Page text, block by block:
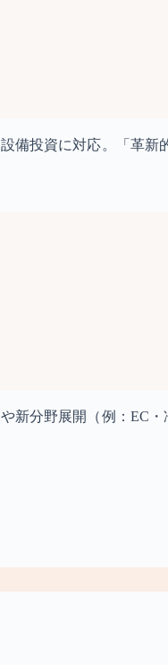
備投資に対応。「革
分野展開（例：EC